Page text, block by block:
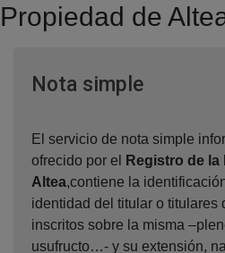
Propiedad de
Nota simpleVentana
El servicio de nota simple
ofrecido por el
Registro de
Altea,contiene la
identidad del titular o titulares
inscritos sobre la misma
usufructo…- y su extensión,